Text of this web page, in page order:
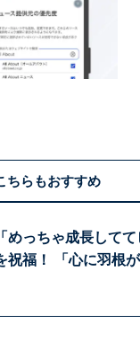
ちらもおすすめ
「めっちゃ成長して
祝福！ 「心に羽根